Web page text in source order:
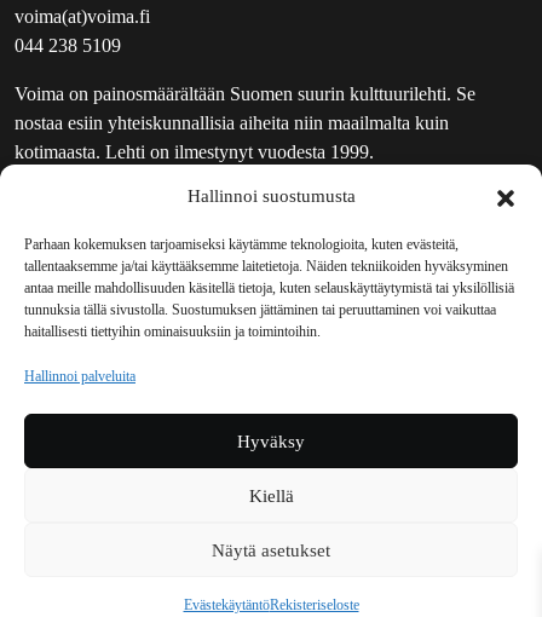
Hallinnoi suostumusta
Parhaan kokemuksen tarjoamiseksi käytämme teknologioita, kuten evästeitä,
tallentaaksemme ja/tai käyttääksemme laitetietoja. Näiden tekniikoiden hyväksyminen
antaa meille mahdollisuuden käsitellä tietoja, kuten selauskäyttäytymistä tai yksilöllisiä
tunnuksia tällä sivustolla. Suostumuksen jättäminen tai peruuttaminen voi vaikuttaa
haitallisesti tiettyihin ominaisuuksiin ja toimintoihin.
Hallinnoi palveluita
Hyväksy
Kiellä
Näytä asetukset
EvästekäytäntöRekisteriseloste
voima(at)voima.fi
044 238 5109
Voima on painosmäärältään Suomen suurin kulttuurilehti. Se
nostaa esiin yhteiskunnallisia aiheita niin maailmalta kuin
kotimaasta. Lehti on ilmestynyt vuodesta 1999.
UUTISKIRJE
MAINOSTAJILLE
VASTAMAINOKSET
JAKELUPAIKAT
REKISTERISELOSTE
TILAUKSEN PERUUTUSPYYNTÖ
TILAUSOHJEET JA -EHDOT